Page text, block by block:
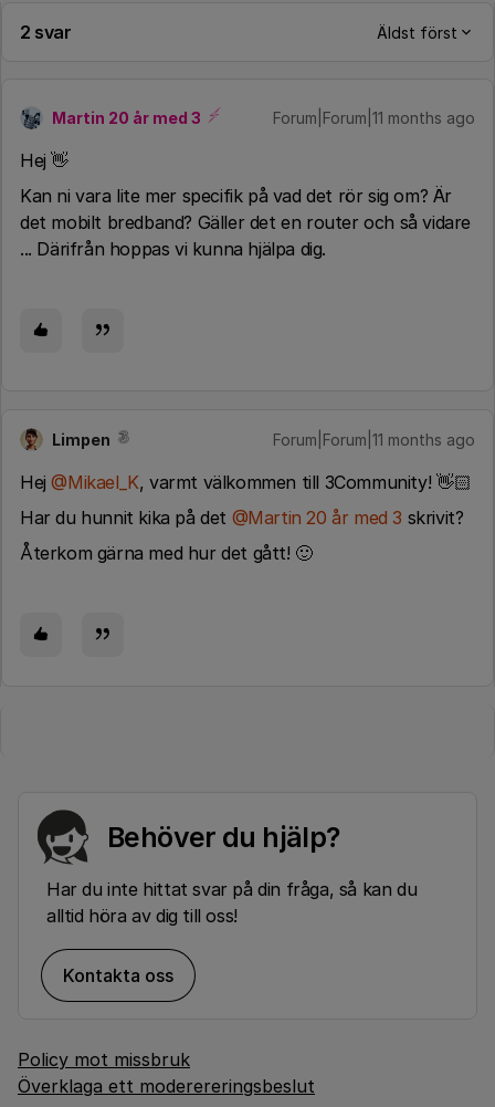
2 svar Äldst först
Martin 20 år med 3 Forum|Forum|11 months ago
Hej 👋
Kan ni vara lite mer specifik på vad det rör sig om? Är
det mobilt bredband? Gäller det en router och så vidare
... Därifrån hoppas vi kunna hjälpa dig.
Limpen Forum|Forum|11 months ago
Hej ​@Mikael_K, varmt välkommen till 3Community! 👋🏻
Har du hunnit kika på det ​ @Martin 20 år med 3 skrivit?
Återkom gärna med hur det gått! 🙂
Behöver du hjälp?
Har du inte hittat svar på din fråga, så kan du
alltid höra av dig till oss!
Kontakta oss
Policy mot missbruk
Överklaga ett moderereringsbeslut